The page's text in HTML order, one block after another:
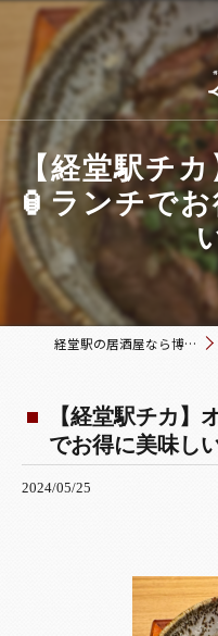
【経堂駅チ
🏮ランチで
経堂駅の居酒屋なら博多おでんと黒毛和牛の店 くろこ
【経堂駅チカ】
でお得に美味し
2024/05/25